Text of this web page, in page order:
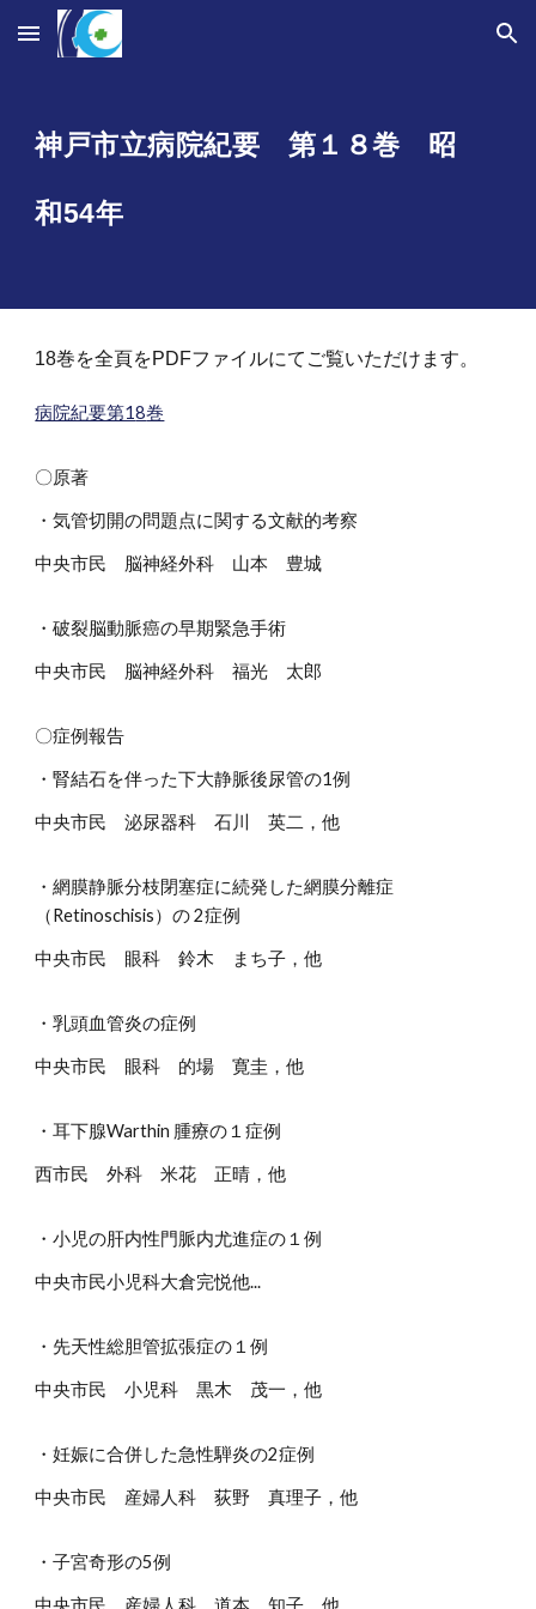
Skip to main content Skip to navigation
神戸市立病院紀要 第１ ８巻 昭
和54年
18巻を全頁をPDFファイルにてご覧いただけます。
病院紀要第18巻
〇原著
・気管切開の問題点に関する文献的考察
中央市民 脳神経外科 山本 豊城
・破裂脳動脈癌の早期緊急手術
中央市民 脳神経外科 福光 太郎
〇症例報告
・腎結石を伴った下大静脈後尿管の1例
中央市民 泌尿器科 石川 英二，他
・網膜静脈分枝閉塞症に続発した網膜分離症
（Retinoschisis）の 2症例
中央市民 眼科 鈴木 まち子，他
・乳頭血管炎の症例
中央市民 眼科 的場 寛圭，他
・耳下腺Warthin 腫療の１症例
西市民 外科 米花 正晴，他
・小児の肝内性門脈内尤進症の１例
中央市民小児科大倉完悦他...
・先天性総胆管拡張症の１例
中央市民 小児科 黒木 茂一，他
・妊娠に合併した急性騨炎の2症例
中央市民 産婦人科 荻野 真理子，他
・子宮奇形の5例
中央市民 産婦人科 道本 知子，他